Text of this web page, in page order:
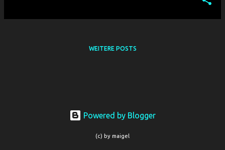
WEITERE POSTS
Powered by Blogger
(c) by maigel